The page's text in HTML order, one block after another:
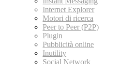
Internet Explorer
Motori di ricerca
Peer to Peer (P2P)
Plugin
Pubblicità online
Inutility
Social Network